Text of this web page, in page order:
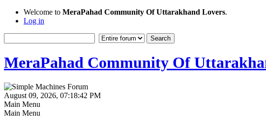
Welcome to MeraPahad Community Of Uttarakhand Lovers.
Log in
MeraPahad Community Of
August 09, 2026, 07:18:42 PM
Main Menu
Main Menu